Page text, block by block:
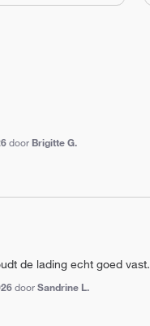
door Brigitte G.
de lading echt goed vast.
doorSandrine L.